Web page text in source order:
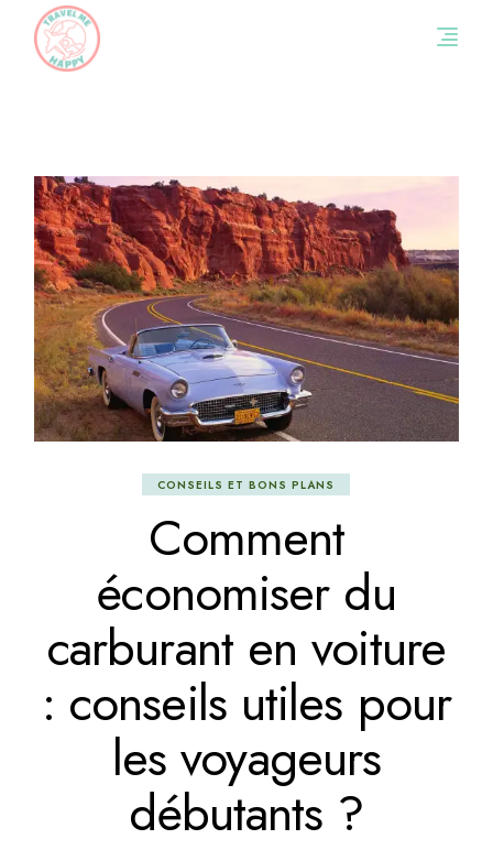
content
CONSEILS ET BONS PLANS
Comment
économiser du
carburant en voiture
: conseils utiles pour
les voyageurs
débutants ?